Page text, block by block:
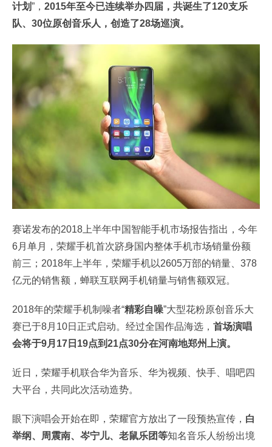
计划”， 2015年至今已连续举办四届，共诞生了120支乐
队、30位原创音乐人，创造了28场巡演。
赛诺发布的2018上半年中国智能手机市场报告指出，今年
6月单月，荣耀手机首次跻身国内整体手机市场销量份额
前三；2018年上半年，荣耀手机以2605万部的销量、378
亿元的销售额，蝉联互联网手机销量与销售额双冠。
2018年的荣耀手机制噪者“精彩自噪”大型花粉原创音乐大
赛已于8月10日正式启动。经过全国作品海选， 首场演唱
会将于9月17日19点到21点30分在河南地郑州上演。
近日，荣耀手机联合华为音乐、华为视频、快手、唱吧四
大平台，共同此次活动造势。
眼下演唱会开始在即，荣耀官方放出了一段预热宣传， 白
举纲、周震南、岑宁儿、老鼠乐团等知名音乐人纷纷出境